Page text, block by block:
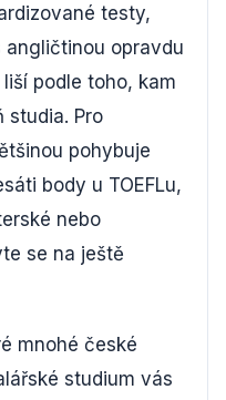
testy,
angličtinou opravdu
podle toho, kam
studia. Pro
pohybuje
body u TOEFLu,
nebo
se na ještě
mnohé české
studium vás